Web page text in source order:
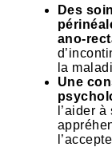
Des
ano-
la
Une
l’aider